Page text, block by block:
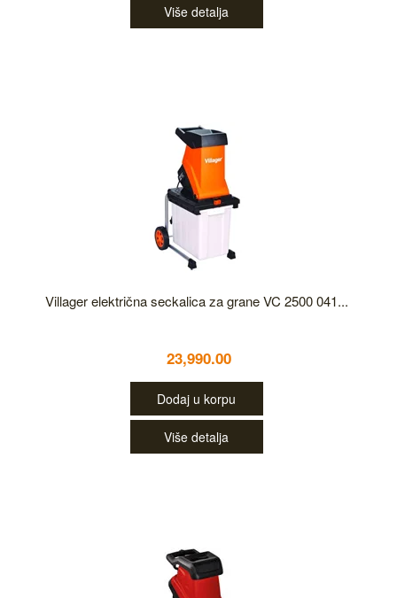
Više detalja
Villager električna seckalica za grane VC 2500 041...
23,990.00
Dodaj u korpu
Više detalja